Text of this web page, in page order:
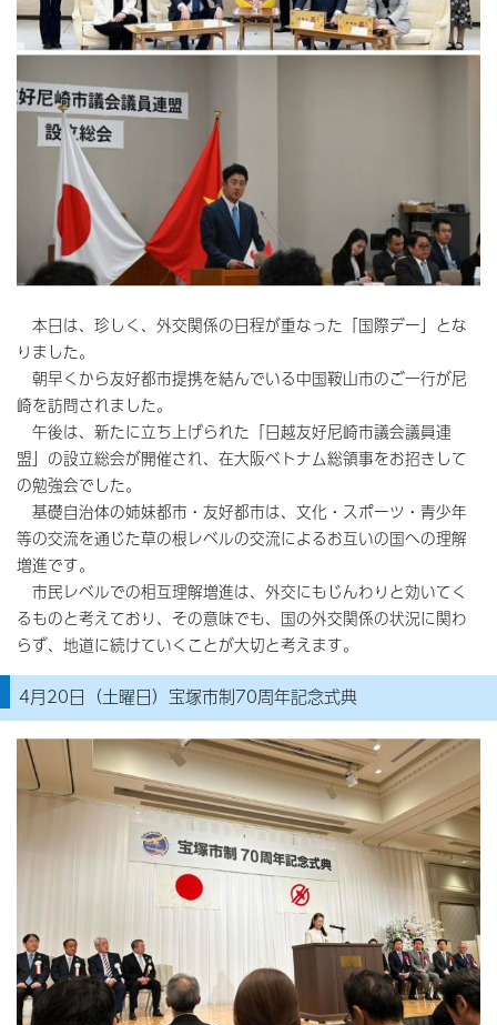
本日は、珍しく、外交関係の日程が重なった「国際デー」とな
りました。
朝早くから友好都市提携を結んでいる中国鞍山市のご一行が尼
崎を訪問されました。
午後は、新たに立ち上げられた「日越友好尼崎市議会議員連
盟」の設立総会が開催され、在大阪ベトナム総領事をお招きして
の勉強会でした。
基礎自治体の姉妹都市・友好都市は、文化・スポーツ・青少年
等の交流を通じた草の根レベルの交流によるお互いの国への理解
増進です。
市民レベルでの相互理解増進は、外交にもじんわりと効いてく
るものと考えており、その意味でも、国の外交関係の状況に関わ
らず、地道に続けていくことが大切と考えます。
4月20日（土曜日）宝塚市制70周年記念式典